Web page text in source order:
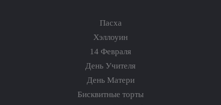
Пасха
Хэллоуин
14 Февраля
День Учителя
День Матери
Бисквитные торты